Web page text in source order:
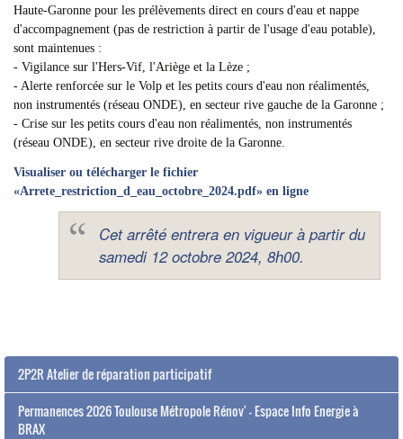
Haute-Garonne pour les prélèvements direct en cours d'eau et nappe
d'accompagnement (pas de restriction à partir de l'usage d'eau potable),
sont maintenues :
- Vigilance sur l'Hers-Vif, l'Ariège et la Lèze ;
- Alerte renforcée sur le Volp et les petits cours d'eau non réalimentés,
non instrumentés (réseau ONDE), en secteur rive gauche de la Garonne ;
- Crise sur les petits cours d'eau non réalimentés, non instrumentés
(réseau ONDE), en secteur rive droite de la Garonne.
Visualiser ou télécharger le fichier
«Arrete_restriction_d_eau_octobre_2024.pdf» en ligne
Cet arrêté entrera en vigueur à partir du
samedi 12 octobre 2024, 8h00.
2P2R Atelier de réparation participatif
Permanences 2026 Toulouse Métropole Rénov' - Espace Info Energie à
BRAX